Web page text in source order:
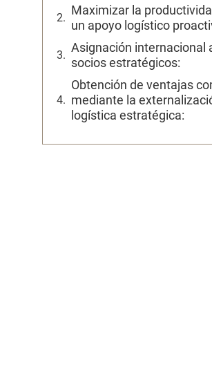
Maximizar la
un apoyo logístico
Asignación internacional
socios estratégicos:
Obtención de ventajas
mediante la
logística estratégica: